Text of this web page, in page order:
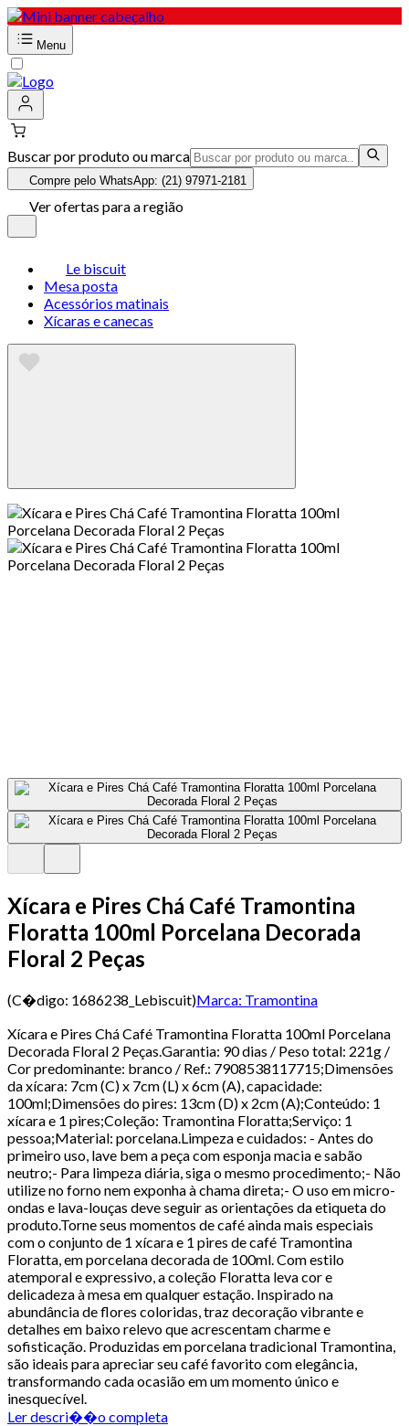
Menu
Buscar por produto ou marca
Compre pelo WhatsApp: (21) 97971-2181
Ver ofertas para a região
Le biscuit
Mesa posta
Acessórios matinais
Xícaras e canecas
Xícara e Pires Chá Café Tramontina
Floratta 100ml Porcelana Decorada
Floral 2 Peças
(C�digo: 1686238_Lebiscuit)Marca: Tramontina
Xícara e Pires Chá Café Tramontina Floratta 100ml Porcelana
Decorada Floral 2 Peças.Garantia: 90 dias / Peso total: 221g /
Cor predominante: branco / Ref.: 7908538117715;Dimensões
da xícara: 7cm (C) x 7cm (L) x 6cm (A), capacidade:
100ml;Dimensões do pires: 13cm (D) x 2cm (A);Conteúdo: 1
xícara e 1 pires;Coleção: Tramontina Floratta;Serviço: 1
pessoa;Material: porcelana.Limpeza e cuidados: - Antes do
primeiro uso, lave bem a peça com esponja macia e sabão
neutro;- Para limpeza diária, siga o mesmo procedimento;- Não
utilize no forno nem exponha à chama direta;- O uso em micro-
ondas e lava-louças deve seguir as orientações da etiqueta do
produto.Torne seus momentos de café ainda mais especiais
com o conjunto de 1 xícara e 1 pires de café Tramontina
Floratta, em porcelana decorada de 100ml. Com estilo
atemporal e expressivo, a coleção Floratta leva cor e
delicadeza à mesa em qualquer estação. Inspirado na
abundância de flores coloridas, traz decoração vibrante e
detalhes em baixo relevo que acrescentam charme e
sofisticação. Produzidas em porcelana tradicional Tramontina,
são ideais para apreciar seu café favorito com elegância,
transformando cada ocasião em um momento único e
inesquecível.
Ler descri��o completa